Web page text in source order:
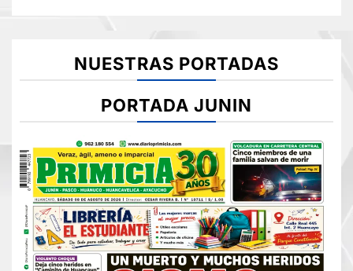
NUESTRAS PORTADAS
PORTADA JUNIN